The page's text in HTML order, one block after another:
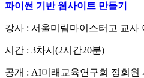
파이썬 기반 웹사이트 만들기
강사 : 서울미림마이스터고 교사
시간 : 3차시(2시간20분)
공개 : AI미래교육연구회 정회원